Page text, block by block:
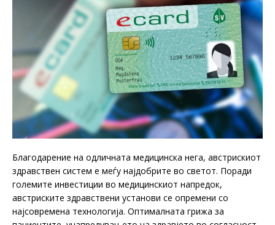
Благодарение на одличната медицинска нега, австрискиот
здравствен систем е меѓу најдобрите во светот. Поради
големите инвестиции во медицинскиот напредок,
австриските здравствени установи се опремени со
најсовремена технологија. Оптималната грижа за